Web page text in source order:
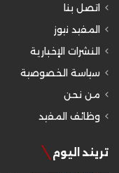
اتصل بنا
المفيد نيوز
النشرات الإخبارية
سياسة الخصوصية
من نحن
وظائف المفيد
تريند اليوم